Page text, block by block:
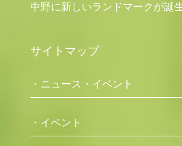
中野に新しいランドマークが誕
サイトマップ
・ニュース・イベント
・イベント